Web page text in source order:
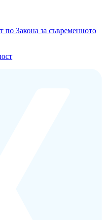
по Закона за съвременното